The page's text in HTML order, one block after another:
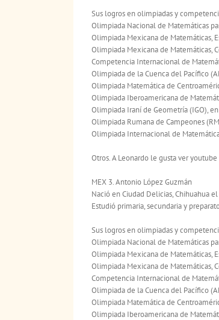
Sus logros en olimpiadas y
Olimpiada Nacional de Matemáticas
Olimpiada Mexicana de Matemáticas,
Olimpiada Mexicana de Matemáticas,
Competencia Internacional de
Olimpiada de la Cuenca del Pacífico
Olimpiada Matemática de
Olimpiada Iberoamericana de
Olimpiada Iraní de Geometría (IGO),
Olimpiada Rumana de Campeones
Olimpiada Internacional de
Otros. A Leonardo le gusta ver
MEX 3. Antonio López Guzmán
Nació en Ciudad Delicias, Chihuahua
Estudió primaria, secundaria y
Sus logros en olimpiadas y
Olimpiada Nacional de Matemáticas
Olimpiada Mexicana de Matemáticas,
Olimpiada Mexicana de Matemáticas,
Competencia Internacional de
Olimpiada de la Cuenca del Pacífico
Olimpiada Matemática de
Olimpiada Iberoamericana de